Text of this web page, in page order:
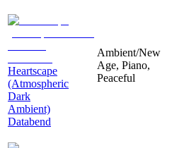
Heartscape
(Atmospheric
Dark
Ambient)
Databend
Ambient/New
Age, Piano,
Peaceful